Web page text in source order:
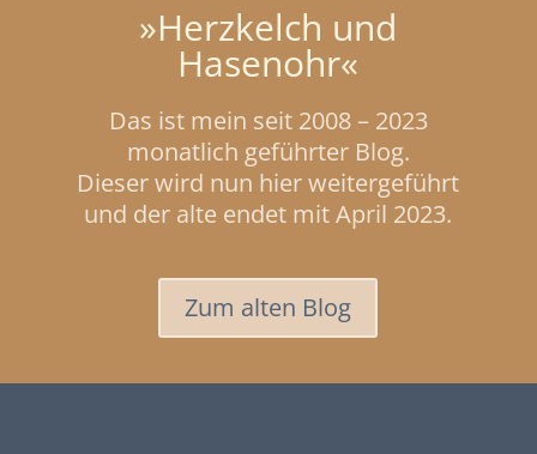
»Herzkelch und
Hasenohr«
Das ist mein seit 2008 – 2023
monatlich geführter Blog.
Dieser wird nun hier weitergeführt
und der alte endet mit April 2023.
Zum alten Blog